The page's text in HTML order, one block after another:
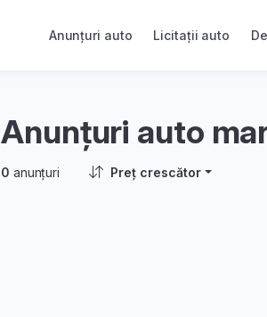
Anunțuri auto Licitații auto
Anunțuri auto
0 anunțuri Preț crescător